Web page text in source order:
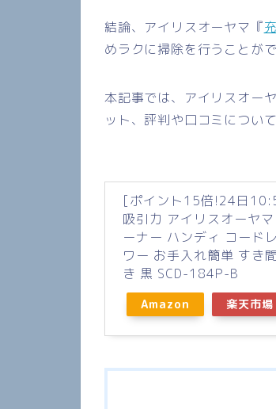
結論、アイリスオーヤマ『
めラクに掃除を行うことが
本記事では、アイリスオー
ット、評判や口コミについ
[ポイント15倍!24日
吸引力 アイリスオーヤ
ーナー ハンディ コード
ワー お手入れ簡単 すき
き 黒 SCD-184P-B
Amazon 楽天市場